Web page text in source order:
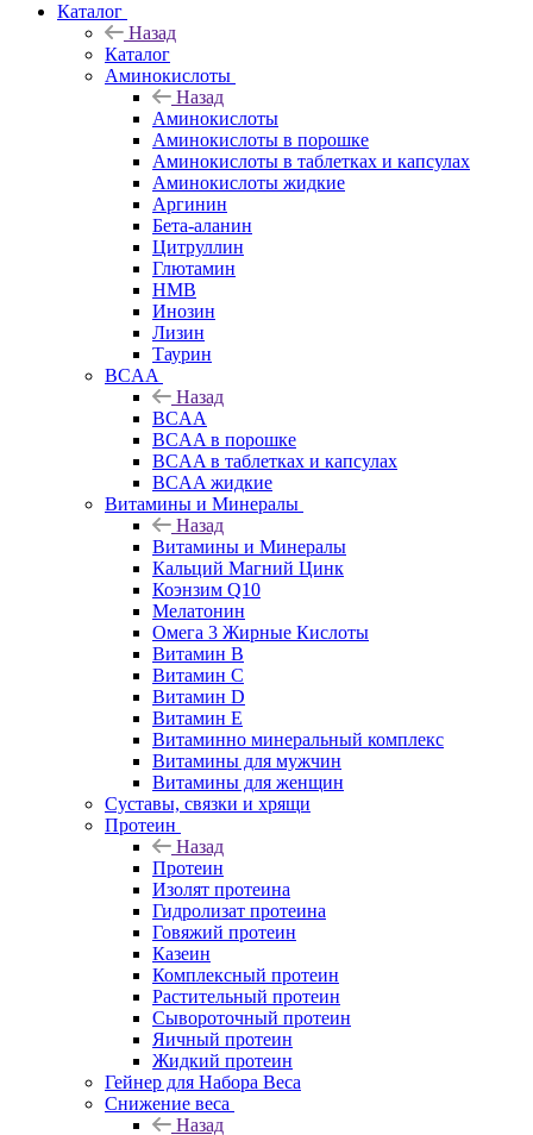
Каталог
Назад
Каталог
Аминокислоты
Назад
Аминокислоты
Аминокислоты в порошке
Аминокислоты в таблетках и капсулах
Аминокислоты жидкие
Аргинин
Бета-аланин
Цитруллин
Глютамин
HMB
Инозин
Лизин
Таурин
BCAA
Назад
BCAA
BCAA в порошке
BCAA в таблетках и капсулах
BCAA жидкие
Витамины и Минералы
Назад
Витамины и Минералы
Кальций Магний Цинк
Коэнзим Q10
Мелатонин
Омега 3 Жирные Кислоты
Витамин B
Витамин C
Витамин D
Витамин E
Витаминно минеральный комплекс
Витамины для мужчин
Витамины для женщин
Суставы, связки и хрящи
Протеин
Назад
Протеин
Изолят протеина
Гидролизат протеина
Говяжий протеин
Казеин
Комплексный протеин
Растительный протеин
Сывороточный протеин
Яичный протеин
Жидкий протеин
Гейнер для Набора Веса
Снижение веса
Назад